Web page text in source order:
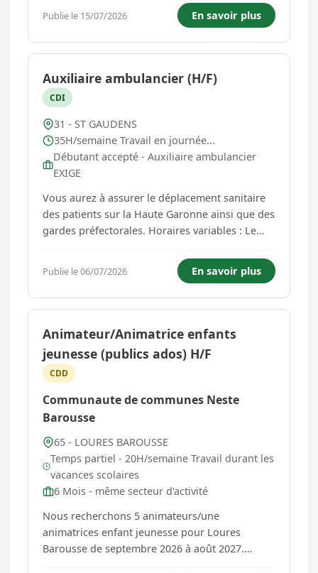
Communauté de Communes Neste Barousse,
recherche un(e) animateur / animatrice
jeunesse publics adolescents. Missions prin...
Publie le 15/07/2026 En savoir plus
Auxiliaire ambulancier (H/F)
CDI
31 - ST GAUDENS
35H/semaine Travail en journée...
Débutant accepté - Auxiliaire ambulancier
EXIGE
Vous aurez à assurer le déplacement sanitaire
des patients sur la Haute Garonne ainsi que des
gardes préfectorales. Horaires variables : Le
le mois suivant. Semaines de 4 jours. Le
Diplôme d'Auxiliaire ambulancier est EXIGE Les
qualités profess...
Publie le 06/07/2026 En savoir plus
Animateur/Animatrice enfants
jeunesse (publics ados) H/F
CDD
Communaute de communes Neste
Barousse
65 - LOURES BAROUSSE
Temps partiel - 20H/semaine Travail durant les
vacances scolaires
6 Mois - même secteur d'activité
Nous recherchons 5 animateurs/une
animatrices enfant jeunesse pour Loures
Barousse de septembre 2026 à août 2027.